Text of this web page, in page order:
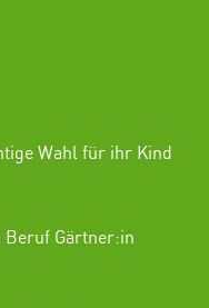
Wahl für ihr Kind
Beruf Gärtner:in